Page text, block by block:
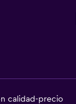
calidad-precio